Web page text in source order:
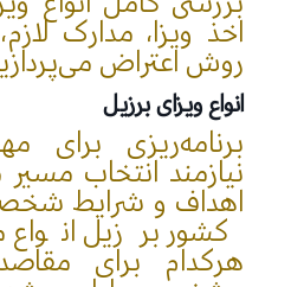
اخذ ویزا، مدارک
روش اعتراض
انواع ویزای برزیل
برنامه‌ریزی برای
نیازمند انتخاب
اهداف و شرایط
کشور برزیل
هرکدام برای